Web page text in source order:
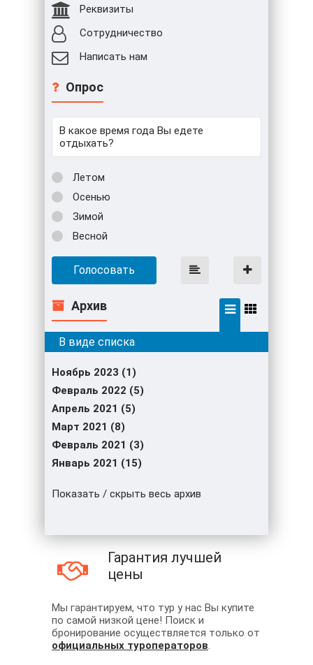
Реквизиты
Сотрудничество
Написать нам
Опрос
В какое время года Вы едете
отдыхать?
Летом
Осенью
Зимой
Весной
Голосовать
Архив
Ноябрь 2023 (1)
Февраль 2022 (5)
Апрель 2021 (5)
Март 2021 (8)
Февраль 2021 (3)
Январь 2021 (15)
Показать / скрыть весь архив
Гарантия лучшей
цены
Мы гарантируем, что тур у нас Вы купите
по самой низкой цене! Поиск и
бронирование осуществляется только от
официальных туроператоров.